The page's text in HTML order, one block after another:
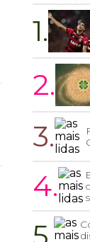
1.
2.
3.
4.